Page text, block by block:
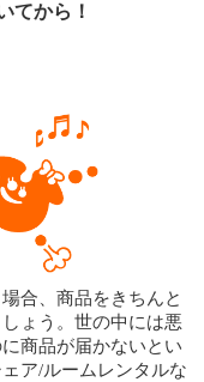
てから！
合、商品をきちんと
ょう。世の中には悪
商品が届かないとい
ア/ルームレンタルな